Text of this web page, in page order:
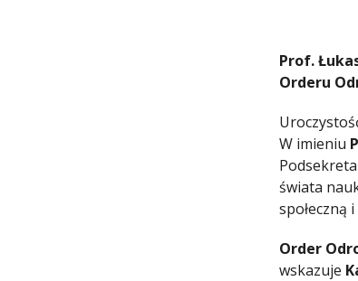
Prof.
Orderu
W imieniu
świata
społeczną
Order
wskazuje